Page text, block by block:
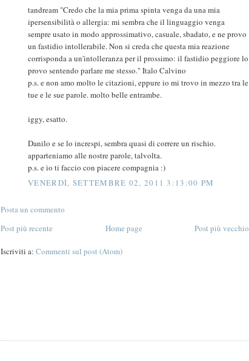
tandream "Credo che la mia prima spinta venga da una mia
ipersensibilità o allergia: mi sembra che il linguaggio venga
sempre usato in modo approssimativo, casuale, sbadato, e ne provo
un fastidio intollerabile. Non si creda che questa mia reazione
corrisponda a un'intolleranza per il prossimo: il fastidio peggiore lo
provo sentendo parlare me stesso." Italo Calvino
p.s. e non amo molto le citazioni, eppure io mi trovo in mezzo tra le
tue e le sue parole. molto belle entrambe.
iggy, esatto.
Danilo e se lo increspi, sembra quasi di correre un rischio.
apparteniamo alle nostre parole, talvolta.
p.s. e io ti faccio con piacere compagnia :)
VENERDÌ, SETTEMBRE 02, 2011 3:13:00 PM
Posta un commento
Post più recente
Post più vecchio
Home page
Iscriviti a: Commenti sul post (Atom)